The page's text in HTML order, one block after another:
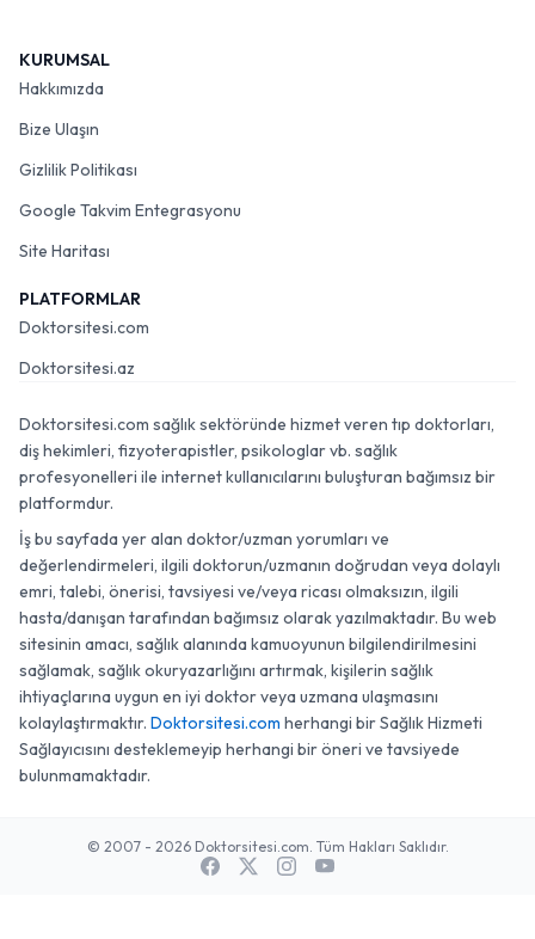
KURUMSAL
Hakkımızda
Bize Ulaşın
Gizlilik Politikası
Google Takvim Entegrasyonu
Site Haritası
PLATFORMLAR
Doktorsitesi.com
Doktorsitesi.az
Doktorsitesi.com sağlık sektöründe hizmet veren tıp doktorları,
diş hekimleri, fizyoterapistler, psikologlar vb. sağlık
profesyonelleri ile internet kullanıcılarını buluşturan bağımsız bir
platformdur.
İş bu sayfada yer alan doktor/uzman yorumları ve
değerlendirmeleri, ilgili doktorun/uzmanın doğrudan veya dolaylı
emri, talebi, önerisi, tavsiyesi ve/veya ricası olmaksızın, ilgili
hasta/danışan tarafından bağımsız olarak yazılmaktadır. Bu web
sitesinin amacı, sağlık alanında kamuoyunun bilgilendirilmesini
sağlamak, sağlık okuryazarlığını artırmak, kişilerin sağlık
ihtiyaçlarına uygun en iyi doktor veya uzmana ulaşmasını
kolaylaştırmaktır. Doktorsitesi.com herhangi bir Sağlık Hizmeti
Sağlayıcısını desteklemeyip herhangi bir öneri ve tavsiyede
bulunmamaktadır.
© 2007 - 2026 Doktorsitesi.com. Tüm Hakları Saklıdır.